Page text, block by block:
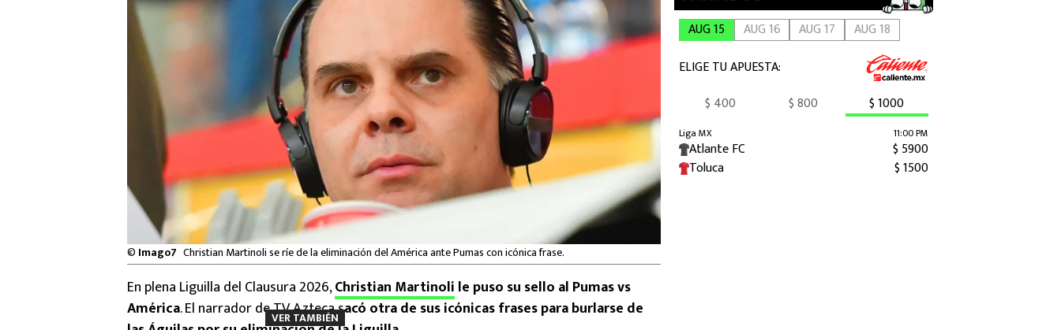
© Imago7 Christian Martinoli se ríe de la eliminación del América ante Pumas con icónica frase.
En plena Liguilla del Clausura 2026,Christian Martinoli le puso su sello al Pumas vs
América. El narrador de TV Azteca sacó otra de sus icónicas frases para burlarse de
VER TAMBIÉN